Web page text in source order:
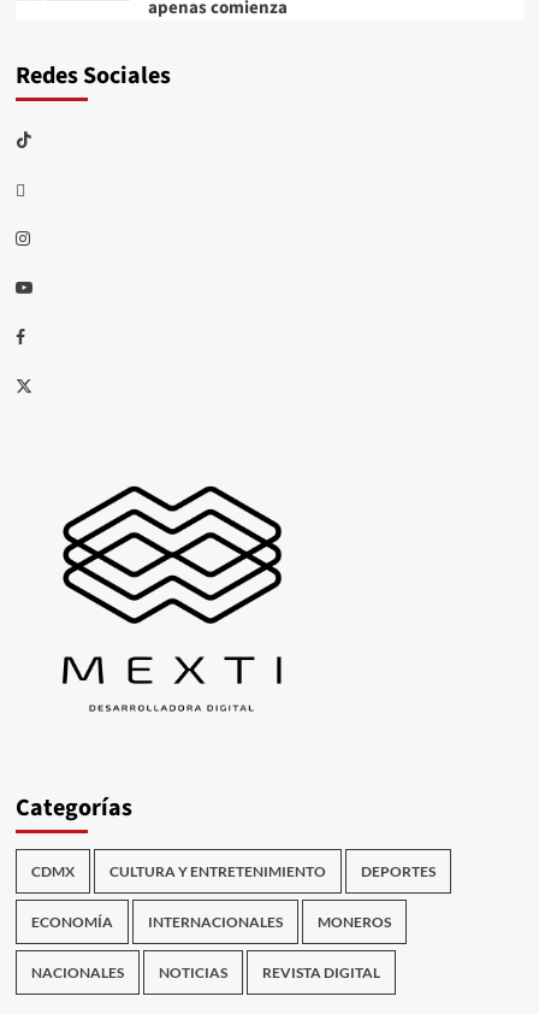
apenas comienza
Redes Sociales
TikTok
threads
Instagram
Youtube
Facebook
X
Categorías
CDMX CULTURA Y ENTRETENIMIENTO DEPORTES
ECONOMÍA INTERNACIONALES MONEROS
NACIONALES NOTICIAS REVISTA DIGITAL